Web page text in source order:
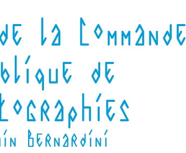
la Commande
de
Bernardini